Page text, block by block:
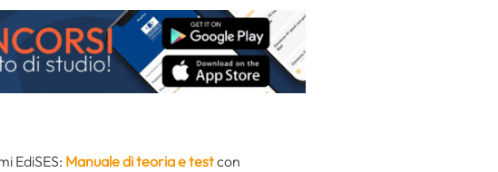
EdiSES: Manuale di teoria e testcon